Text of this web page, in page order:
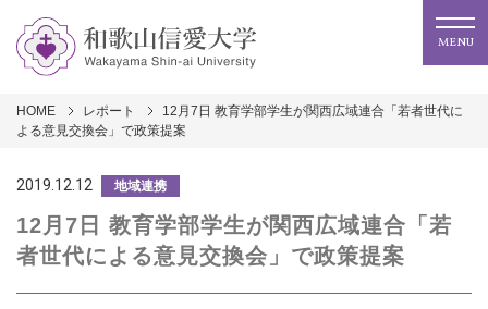
MENU
HOME レポート
12月7日 教育学部学生が関西広域連合「若者世代に
よる意見交換会」で政策提案
2019.12.12 地域連携
12月7日 教育学部学生が関西広域連合「若
者世代による意見交換会」で政策提案